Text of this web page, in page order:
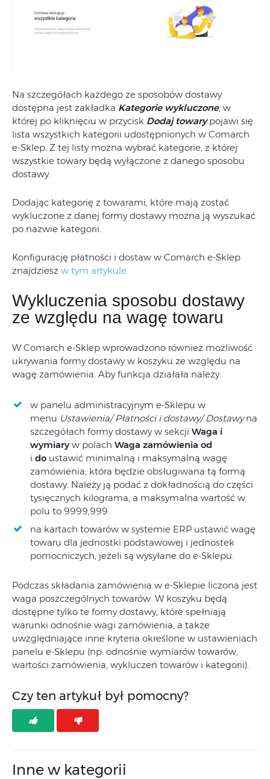
Na szczegółach każdego ze sposobów dostawy
dostępna jest zakładka Kategorie wykluczone, w
której po kliknięciu w przycisk Dodaj towarypojawi się
lista wszystkich kategorii udostępnionych w Comarch
e-Sklep. Z tej listy można wybrać kategorie, z której
wszystkie towary będą wyłączone z danego sposobu
dostawy.
Dodając kategorię z towarami, które mają zostać
wykluczone z danej formy dostawy można ją wyszukać
po nazwie kategorii.
Konfigurację płatności i dostaw w Comarch e-Sklep
znajdziesz w tym artykule.
Wykluczenia sposobu dostawy
ze względu na wagę towaru
W Comarch e-Sklep wprowadzono również możliwość
ukrywania formy dostawy w koszyku ze względu na
wagę zamówienia. Aby funkcja działała należy:
w panelu administracyjnym e-Sklepu w
menu Ustawienia/ Płatności i dostawy/ Dostawyna
szczegółach formy dostawy w sekcji Waga i
wymiary w polach Waga zamówienia od
i do ustawić minimalną i maksymalną wagę
zamówienia, która będzie obsługiwana tą formą
dostawy. Należy ją podać z dokładnością do części
tysięcznych kilograma, a maksymalna wartość w
polu to 9999,999.
na kartach towarów w systemie ERP ustawić wagę
towaru dla jednostki podstawowej i jednostek
pomocniczych, jeżeli są wysyłane do e-Sklepu.
Podczas składania zamówienia w e-Sklepie liczona jest
waga poszczególnych towarów. W koszyku będą
dostępne tylko te formy dostawy, które spełniają
warunki odnośnie wagi zamówienia, a także
uwzględniające inne kryteria określone w ustawieniach
panelu e-Sklepu (np. odnośnie wymiarów towarów,
wartości zamówienia, wykluczeń towarów i kategorii).
Czy ten artykuł był pomocny?
Inne w kategorii